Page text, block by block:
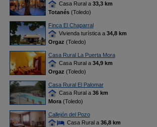
Casa Rural a 33,3 km
Totanés(Toledo)
Finca El Chaparral
Vivienda turística a 34,8 km
Orgaz (Toledo)
Casa Rural La Puerta Mora
Casa Rural a 34,9 km
Orgaz (Toledo)
Casa Rural El Palomar
Casa Rural a 36 km
Mora(Toledo)
Callejón del Pozo
Casa Rural a 36,8 km